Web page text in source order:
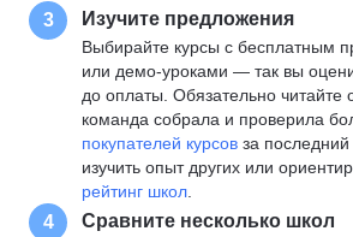
3 Изучите предложения
Выбирайте курсы с бесплатным
или демо-уроками — так вы
до оплаты. Обязательно читайте
команда собрала и проверила
покупателей курсов за
изучить опыт других или
рейтинг школ
4 Сравните несколько школ